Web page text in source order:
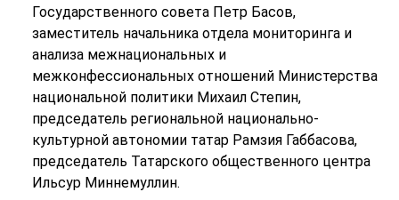
Государственного совета Петр Басов,
заместитель начальника отдела мониторинга и
анализа межнациональных и
межконфессиональных отношений Министерства
национальной политики Михаил Степин,
председатель региональной национально-
культурной автономии татар Рамзия Габбасова,
председатель Татарского общественного центра
Ильсур Миннемуллин.